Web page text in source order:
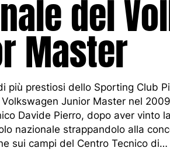
del
Master
più prestiosi dello Sporting Club
Junior Master nel
Davide Pierro, dopo aver vinto
nazionale strappandolo alla
sui campi del Centro Tecnico di…